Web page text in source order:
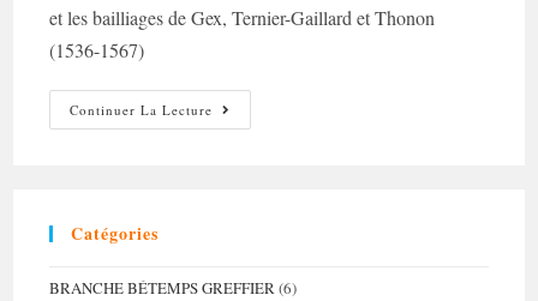
et les bailliages de Gex, Ternier-Gaillard et Thonon
(1536-1567)
Continuer La Lecture Recherches
Croisées
Catégories
BRANCHE BÉTEMPS GREFFIER(6)